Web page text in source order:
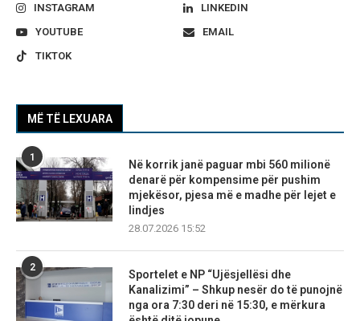
INSTAGRAM
LINKEDIN
YOUTUBE
EMAIL
TIKTOK
MË TË LEXUARA
1
Në korrik janë paguar mbi 560 milionë
denarë për kompensime për pushim
mjekësor, pjesa më e madhe për lejet e
lindjes
28.07.2026 15:52
2
Sportelet e NP “Ujësjellësi dhe
Kanalizimi” – Shkup nesër do të punojnë
nga ora 7:30 deri në 15:30, e mërkura